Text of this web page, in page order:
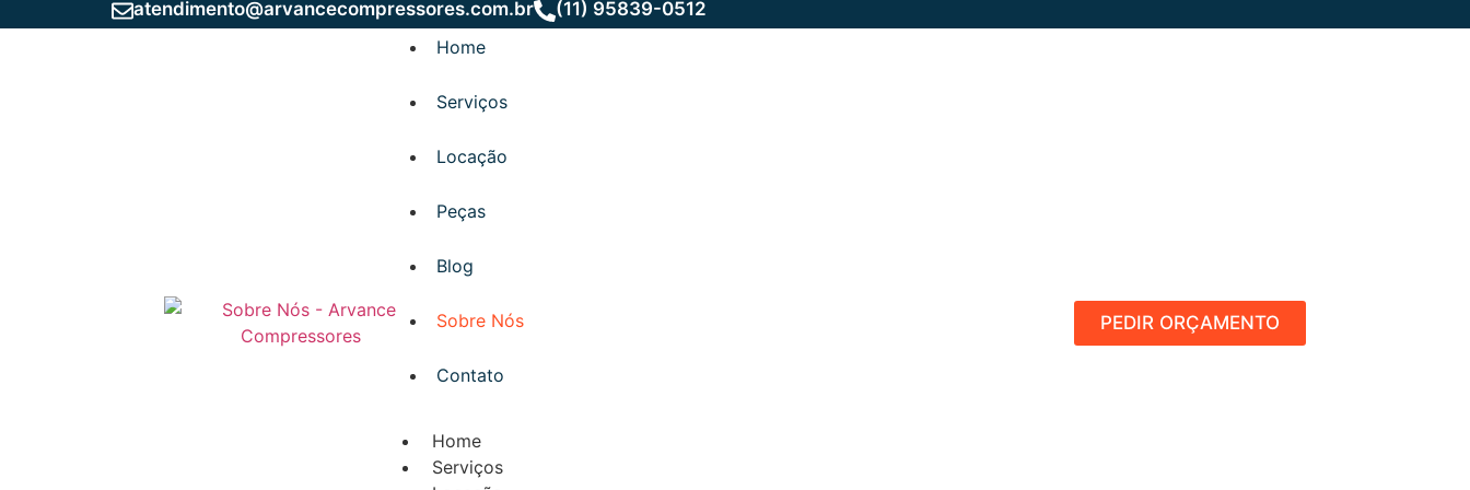
atendimento@arvancecompressores.com.br
(11) 95839-0512
Home
Serviços
Locação
Peças
Blog
Sobre Nós
Contato
Home
Serviços
PEDIR ORÇAMENTO